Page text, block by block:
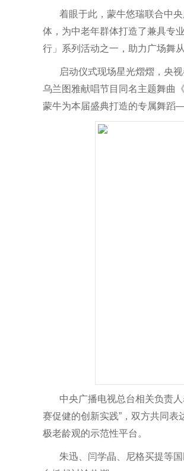
着眼于此，蒙牛悠瑞联合中
体，为中老年群体打造了兼具专
行」系列活动之一，助力广场舞
启动仪式现场星光熠熠，央
乌兰图雅献唱节目同名主题舞曲
蒙牛为本届盛典打造的专属舞蹈
中央广播电视总台相关负责
赛促健的创新实践”，双方共同
极老龄观的示范性平台。
朱迅、闫学晶、尼格买提等